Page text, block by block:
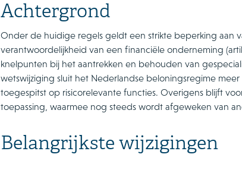
Achtergrond
Onder de huidige regels geldt een strikte beperking aan
verantwoordelijkheid van een financiële onderneming
knelpunten bij het aantrekken en behouden van
wetswijziging sluit het Nederlandse beloningsregime
toegespitst op risicorelevante functies. Overigens blijft
toepassing, waarmee nog steeds wordt afgeweken van
Belangrijkste wijzigingen